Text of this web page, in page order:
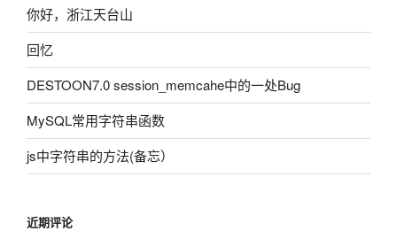
你好，浙江天台山
回忆
DESTOON7.0 session_memcahe中的一处Bug
MySQL常用字符串函数
js中字符串的方法(备忘）
近期评论